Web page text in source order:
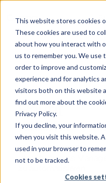
This website stores cookies
These cookies are used to
about how you interact with
us to remember you. We use
order to improve and
experience and for analytics
visitors both on this website
find out more about the
Privacy Policy.
If you decline, your
when you visit this website.
used in your browser to
not to be tracked.
Cookies
Payfit
Verbinden Sie PayFit
Praktiken rund um
automatisierte
Identity Access